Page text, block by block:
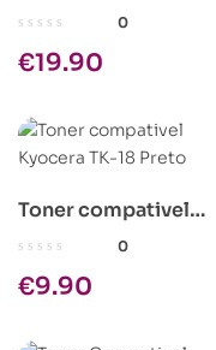
Brother TN-7600
0
€19.90
Toner compativel
Kyocera TK-18 Preto
0
€9.90